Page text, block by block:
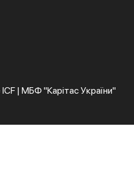
| МБФ "Карітас України"